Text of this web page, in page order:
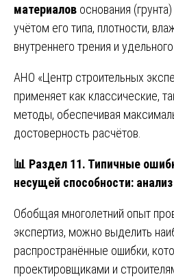
материалов основания
учётом его типа, плотности,
внутреннего трения и
АНО «Центр строительных
применяет как классические,
методы, обеспечивая
достоверность расчётов.
📊 Раздел 11. Типичные
несущей способности:
Обобщая многолетний опыт
экспертиз, можно выделить
распространённые ошибки,
проектировщиками и